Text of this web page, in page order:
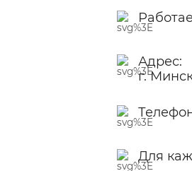
Адрес:
г.
Для